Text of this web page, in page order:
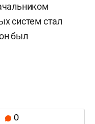
систем стал
был
0